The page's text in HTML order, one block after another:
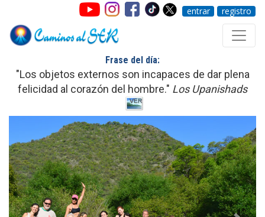
entrar registro
Frase del día:
"Los objetos externos son incapaces de dar plena
felicidad al corazón del hombre." Los Upanishads